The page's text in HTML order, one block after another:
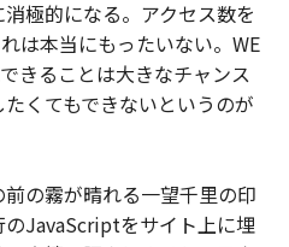
極的になる。アクセス数を
は本当にもったいない。WE
きることは大きなチャンス
くてもできないというのが
の霧が晴れる一望千里の印
JavaScriptをサイト上に埋